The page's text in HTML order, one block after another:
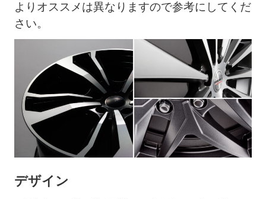
よりオススメは異なりますので参考にしてくだ
さい。
デザイン